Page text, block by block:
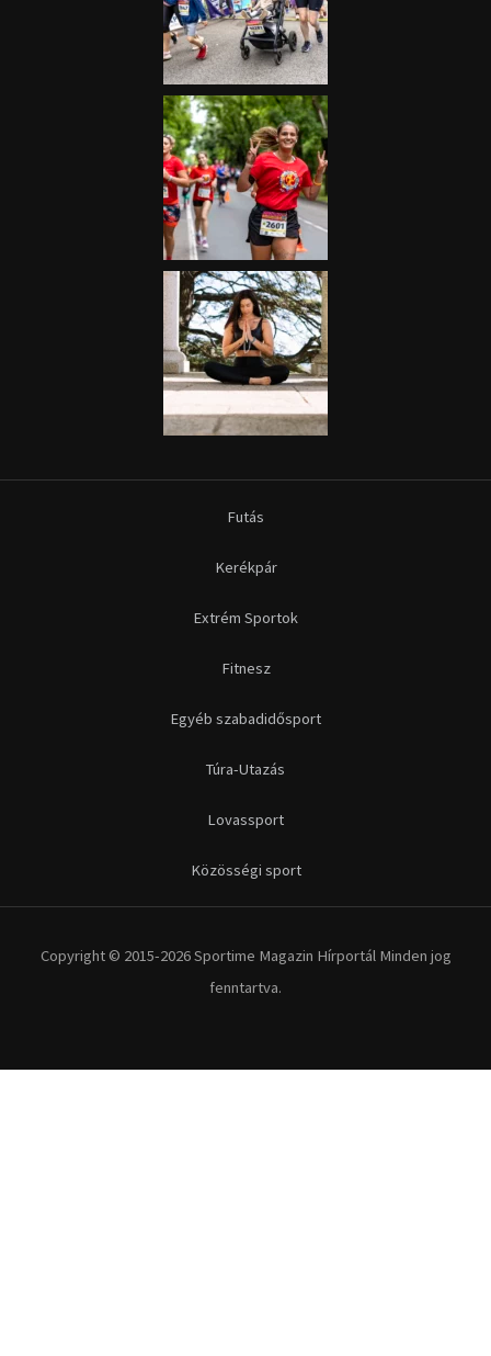
Futás
Kerékpár
Extrém Sportok
Fitnesz
Egyéb szabadidősport
Túra-Utazás
Lovassport
Közösségi sport
Copyright © 2015-2026 Sportime Magazin Hírportál Minden jog
fenntartva.